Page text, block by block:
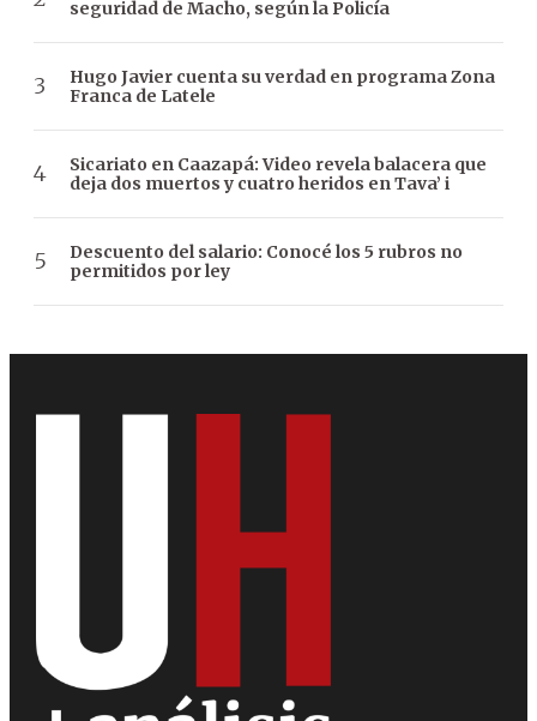
seguridad de Macho, según la Policía
Hugo Javier cuenta su verdad en programa Zona
Franca de Latele
Sicariato en Caazapá: Video revela balacera que
deja dos muertos y cuatro heridos en Tava’ i
Descuento del salario: Conocé los 5 rubros no
permitidos por ley